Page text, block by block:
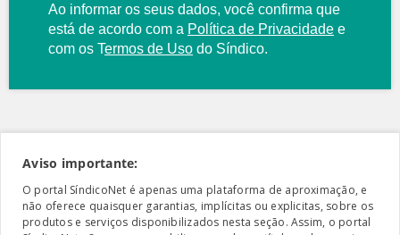
Ao informar os seus dados, você confirma que
está de acordo com a Política de Privacidade e
com os Termos de Uso do Síndico.
Aviso importante:
O portal SíndicoNet é apenas uma plataforma de aproximação, e
não oferece quaisquer garantias, implícitas ou explicitas, sobre os
produtos e serviços disponibilizados nesta seção. Assim, o portal